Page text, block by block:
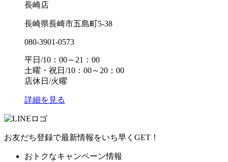
長崎店
長崎県長崎市五島町5-38
080-3901-0573
平日/10：00～21：00
土曜・祝日/10：00～20：00
店休日/火曜
詳細を見る
お友だち登録で最新情報をいち早くGET！
おトクなキャンペーン情報